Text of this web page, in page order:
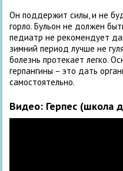
Он поддержит силы, и не
горло. Бульон не должен
педиатр не рекомендует
зимний период лучше не
болезнь протекает легко.
герпангины – это дать
самостоятельно.
Видео: Герпес (школа